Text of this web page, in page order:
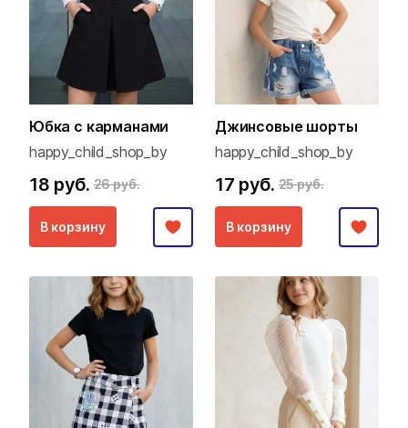
Юбка с карманами
happy_child_shop_by
18 руб. 26 руб.
В корзину
Джинсовые шорты
happy_child_shop_by
17 руб. 25 руб.
В корзину